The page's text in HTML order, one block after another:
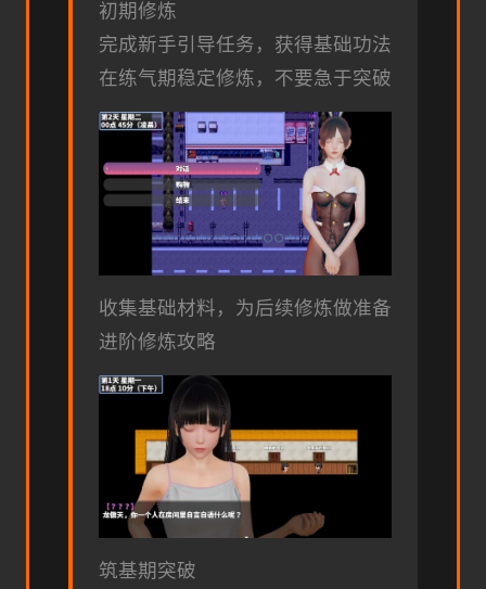
初期修炼
完成新手引导任务，获得基础功法
在练气期稳定修炼，不要急于突破
收集基础材料，为后续修炼做准备
进阶修炼攻略
筑基期突破